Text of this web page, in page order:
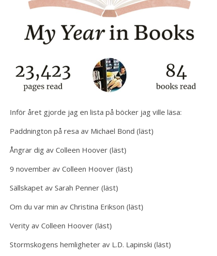
Inför året gjorde jag en lista på böcker jag ville läsa:
Paddnington på resa av Michael Bond (läst)
Ångrar dig av Colleen Hoover (läst)
9 november av Colleen Hoover (läst)
Sällskapet av Sarah Penner (läst)
Om du var min av Christina Erikson (läst)
Verity av Colleen Hoover (läst)
Stormskogens hemligheter av L.D. Lapinski (läst)